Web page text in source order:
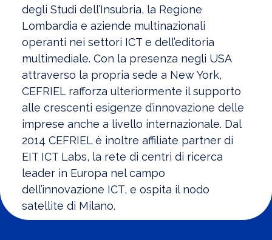
degli Studi dell’Insubria, la Regione
Lombardia e aziende multinazionali
operanti nei settori ICT e dell’editoria
multimediale. Con la presenza negli USA
attraverso la propria sede a New York,
CEFRIEL rafforza ulteriormente il supporto
alle crescenti esigenze d’innovazione delle
imprese anche a livello internazionale. Dal
2014 CEFRIEL è inoltre affiliate partner di
EIT ICT Labs, la rete di centri di ricerca
leader in Europa nel campo
dell’innovazione ICT, e ospita il nodo
satellite di Milano.